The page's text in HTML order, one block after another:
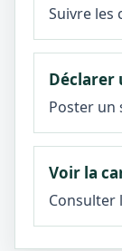
Suivre les
Déclarer
Poster un
Voir la
Consulter